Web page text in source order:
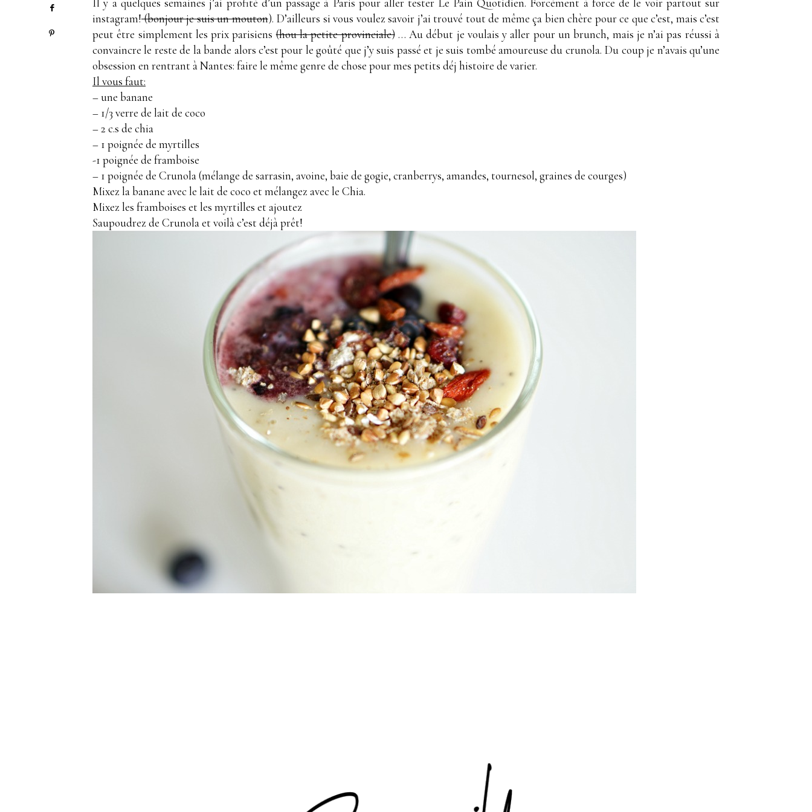
instagram!(bonjour je suis un mouton). D’ailleurs si vous voulez savoir j’ai trouvé tout de même ça bien chère pour ce que c’est, mais c’est
peut être simplement les prix parisiens(hou la petite provinciale)… Au début je voulais y aller pour un brunch, mais je n’ai pas réussi à
convaincre le reste de la bande alors c’est pour le goûté que j’y suis passé et je suis tombé amoureuse du crunola. Du coup je n’avais qu’une
obsession en rentrant à Nantes: faire le même genre de chose pour mes petits déj histoire de varier.
Il vous faut:
– une banane
– 1/3 verre de lait de coco
– 2 c.s de chia
– 1 poignée de myrtilles
-1 poignée de framboise
– 1 poignée de Crunola (mélange de sarrasin, avoine, baie de gogie, cranberrys, amandes, tournesol, graines de courges)
Mixez la banane avec le lait de coco et mélangez avec le Chia.
Mixez les framboises et les myrtilles et ajoutez
Saupoudrez de Crunola et voilà c’est déjà prêt!